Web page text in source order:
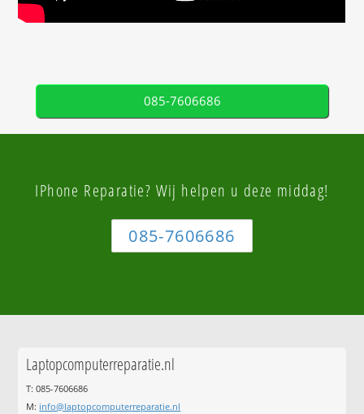
085-7606686
IPhone Reparatie? Wij helpen u deze middag!
085-7606686
Laptopcomputerreparatie.nl
T: 085-7606686
M: info@laptopcomputerreparatie.nl